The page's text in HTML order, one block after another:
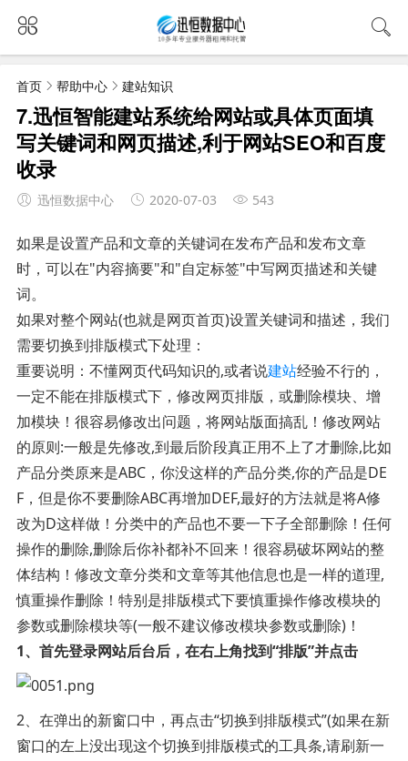
首页 帮助中心 建站知识
7.迅恒智能建站系统给网站或具体页面填
写关键词和网页描述,利于网站SEO和百度
收录
迅恒数据中心 2020-07-03 543
如果是设置产品和文章的关键词在发布产品和发布文章
时，可以在"内容摘要"和"自定标签"中写网页描述和关键
词。
如果对整个网站(也就是网页首页)设置关键词和描述，我们
需要切换到排版模式下处理：
重要说明：不懂网页代码知识的,或者说建站经验不行的，
一定不能在排版模式下，修改网页排版，或删除模块、增
加模块！很容易修改出问题，将网站版面搞乱！修改网站
的原则:一般是先修改,到最后阶段真正用不上了才删除,比如
产品分类原来是ABC，你没这样的产品分类,你的产品是DE
F，但是你不要删除ABC再增加DEF,最好的方法就是将A修
改为D这样做！分类中的产品也不要一下子全部删除！任何
操作的删除,删除后你补都补不回来！很容易破坏网站的整
体结构！修改文章分类和文章等其他信息也是一样的道理,
慎重操作删除！特别是排版模式下要慎重操作修改模块的
参数或删除模块等(一般不建议修改模块参数或删除)！
1、首先登录网站后台后，在右上角找到“排版”并点击
2、在弹出的新窗口中，再点击“切换到排版模式”(如果在新
窗口的左上没出现这个切换到排版模式的工具条,请刷新一